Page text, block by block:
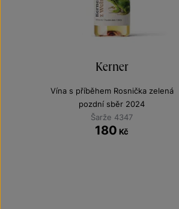
Kerner
Vína s příběhem Rosnička zelená
pozdní sběr 2024
Šarže 4347
180 Kč